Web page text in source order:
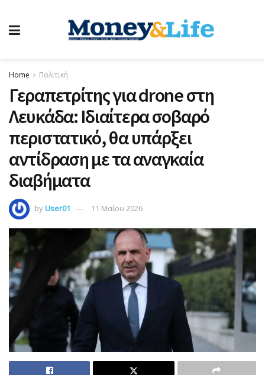
Home Πολιτική
Γεραπετρίτης για drone στη
Λευκάδα: Ιδιαίτερα σοβαρό
περιστατικό, θα υπάρξει
αντίδραση με τα αναγκαία
διαβήματα
byUser01 11 Μαΐου 2026